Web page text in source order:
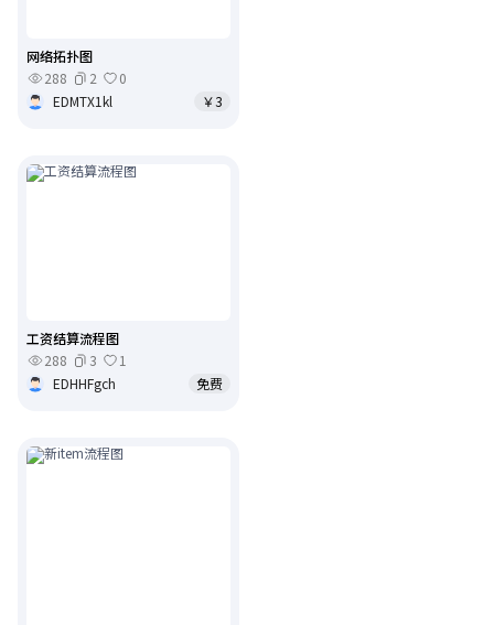
网络拓扑图
288
2
0
EDMTX1kl
￥3
工资结算流程图
288
3
1
EDHHFgch
免费